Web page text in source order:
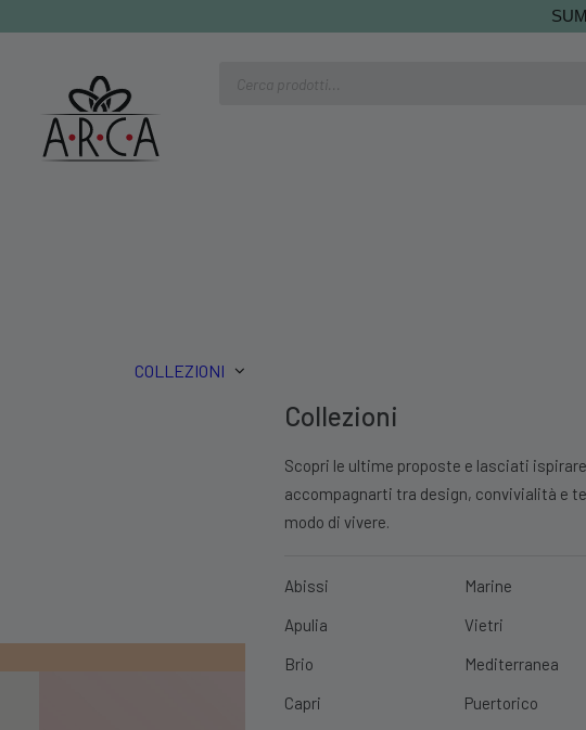
COLLEZIONI
Collezioni
Scopri le ultime proposte e lasciati
accompagnarti tra design, convivialità e
modo di vivere.
Abissi
Apulia
Brio
Capri
Marine
Vietri
Mediterranea
Puertorico
PRIMO ORDINE?10% DI